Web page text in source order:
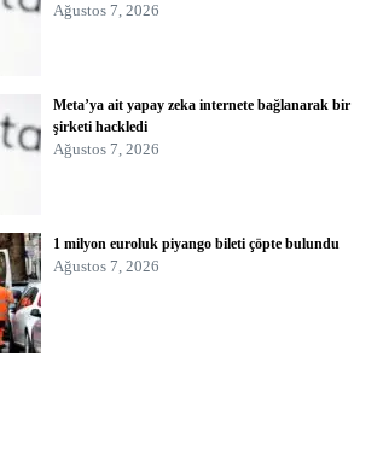
Ağustos 7, 2026
Meta’ya ait yapay zeka internete bağlanarak bir
şirketi hackledi
Ağustos 7, 2026
1 milyon euroluk piyango bileti çöpte bulundu
Ağustos 7, 2026